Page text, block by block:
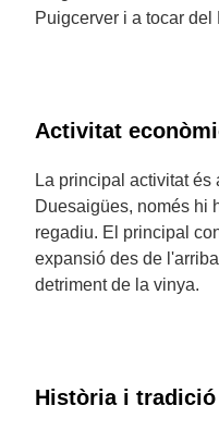
Puigcerver i a tocar
Activitat
La principal activitat és
Duesaigües, només hi
regadiu. El principal
expansió des de
detriment de la vinya.
Història i tradició